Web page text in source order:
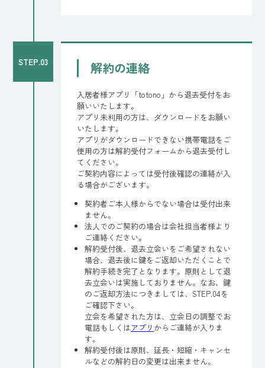
STEP.03 解約の連絡
入居者様アプリ「totono」から退去受付をお
願いいたします。
アプリ未利用の方は、ダウンロードをお願い
いたします。
アプリがダウンロードできない携帯電話をご
使用の方は解約受付フォームから退去受付し
てください。
ご契約内容によっては受付後確認の連絡が入
る場合がございます。
契約者ご本人様からでない場合は受付出来
ません。
法人でのご契約の場合は会社担当者様より
ご連絡ください。
解約受付後、退去立会いをご希望されない
場合、退去後に鍵をご返却いただくことで
解約手続き完了となります。原則として退
去立会いは実施しておりません。なお、鍵
のご返却方法につきましては、STEP.04を
ご確認下さい。
立会を希望された方は、立会日の調整でお
電話もしくはアプリ からご連絡が入りま
す。
解約受付後は原則、延長・短縮・キャンセ
ルなどの解約日の変更は出来ません。